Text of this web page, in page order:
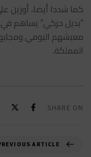
كما شددا أيضا، أوزين
“بديل حركي” يساهم في
معيشهم اليومي
المملكة.
SHARE ON
ARTICLE